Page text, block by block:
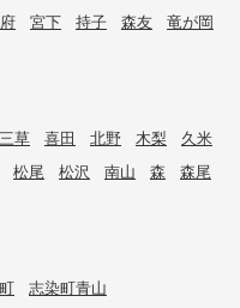
宮下 持子 森友
竜が岡
草 喜田 北野 木梨
久米
松尾 松沢 南山 森
森尾
志染町青山